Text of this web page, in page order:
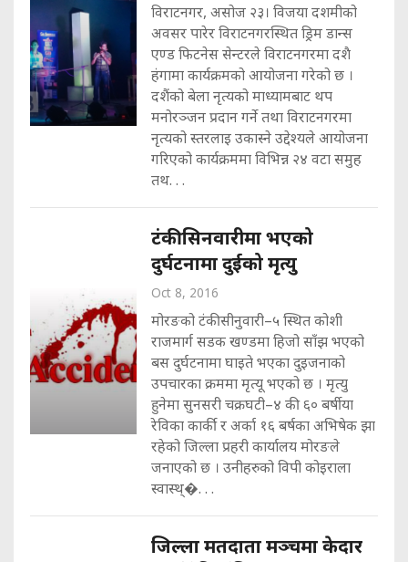
विराटनगर, असोज २३। विजया दशमीको
अवसर पारेर विराटनगरस्थित ड्रिम डान्स
एण्ड फिटनेस सेन्टरले विराटनगरमा दशै
हंगामा कार्यक्रमको आयोजना गरेको छ ।
दशैंको बेला नृत्यको माध्यामबाट थप
मनोरञ्जन प्रदान गर्ने तथा विराटनगरमा
नृत्यको स्तरलाइ उकास्ने उद्देश्यले आयोजना
गरिएको कार्यक्रममा विभिन्न २४ वटा समुह
तथ. . .
टंकीसिनवारीमा भएको
दुर्घटनामा दुईको मृत्यु
Oct 8, 2016
मोरङको टंकीसीनुवारी–५ स्थित कोशी
राजमार्ग सडक खण्डमा हिजो साँझ भएको
बस दुर्घटनामा घाइते भएका दुइजनाको
उपचारका क्रममा मृत्यू भएको छ । मृत्यु
हुनेमा सुनसरी चक्रघटी–४ की ६० बर्षीया
रेविका कार्की र अर्का १६ बर्षका अभिषेक झा
रहेको जिल्ला प्रहरी कार्यालय मोरङले
जनाएको छ । उनीहरुको विपी कोइराला
स्वास्थ्�. . .
जिल्ला मतदाता मञ्चमा केदार